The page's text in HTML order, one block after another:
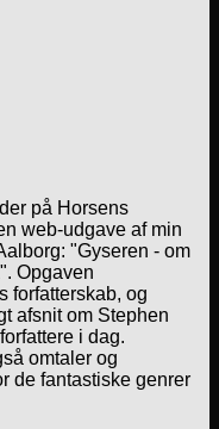
på Horsens
web-udgave af min
"Gyseren - om
Opgaven
forfatterskab, og
afsnit om Stephen
i dag.
omtaler og
de fantastiske genrer